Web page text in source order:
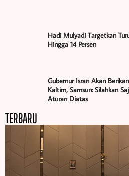
Hadi Mulyadi Targetkan
Hingga 14 Persen
Gubernur Isran Akan
Kaltim, Samsun: Silahkan
Aturan Diatas
TERBARU